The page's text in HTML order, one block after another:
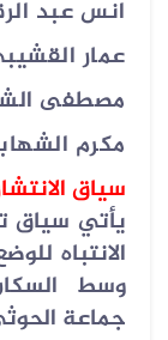
انس عبد
عمار
مصطفى
مكرم
سياق
يأتي سياق
الانتباه
وسط
جماعة